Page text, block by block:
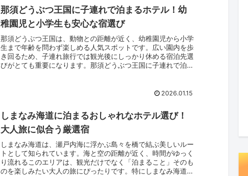
那須どうぶつ王国に子連れで泊まるホテル！幼
稚園児と小学生も安心な宿選び
那須どうぶつ王国は、動物との距離が近く、幼稚園児から小学
生まで年齢を問わず楽しめる人気スポットです。広い園内を歩
き回るため、子連れ旅行では観光後にしっかり休める宿泊先選
びがとても重要になります。那須どうぶつ王国に子連れで泊ま
ンウイークや夏休みは混雑しやすく、ホテルでの過ごしやすさ
2026.01.15
しまなみ海道に泊まるおしゃれなホテル選び！
大人旅に似合う厳選宿
しまなみ海道は、瀬戸内海に浮かぶ島々を橋で結ぶ美しいルー
トとして知られています。海と空の距離が近く、時間がゆっく
り流れるこのエリアは、観光だけでなく「泊まること」そのも
のを楽しみたい大人の旅にぴったりです。特にしまなみ海道で